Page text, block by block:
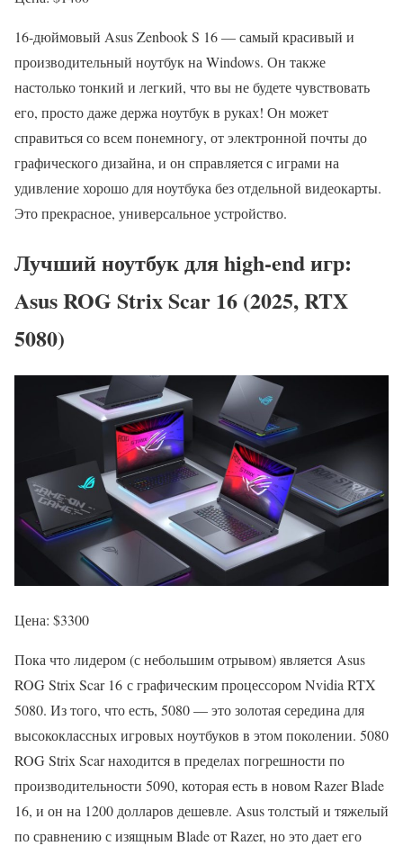
16-дюймовый Asus Zenbook S 16 — самый красивый и
производительный ноутбук на Windows. Он также
настолько тонкий и легкий, что вы не будете чувствовать
его, просто даже держа ноутбук в руках! Он может
справиться со всем понемногу, от электронной почты до
графического дизайна, и он справляется с играми на
удивление хорошо для ноутбука без отдельной видеокарты.
Это прекрасное, универсальное устройство.
Лучший ноутбук для high-end игр:
Asus ROG Strix Scar 16 (2025, RTX
5080)
Цена: $3300
Пока что лидером (с небольшим отрывом) является Asus
ROG Strix Scar 16 с графическим процессором Nvidia RTX
5080. Из того, что есть, 5080 — это золотая середина для
высококлассных игровых ноутбуков в этом поколении. 5080
ROG Strix Scar находится в пределах погрешности по
производительности 5090, которая есть в новом Razer Blade
16, и он на 1200 долларов дешевле. Asus толстый и тяжелый
по сравнению с изящным Blade от Razer, но это дает его